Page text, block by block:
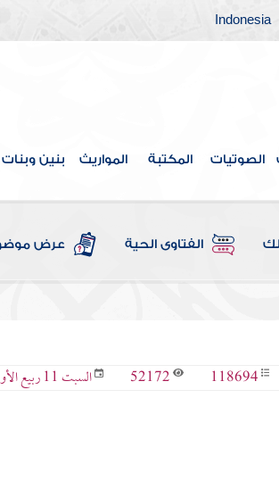
Indonesia
الصوتيات المكتبة المواريث بنين وبنات
الفتاوى الحية عرض
118694
52172 السبت 11 ربيع الأول 1430 هـ - 7-3-2009 م